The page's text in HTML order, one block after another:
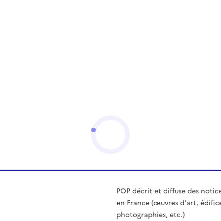
POP décrit et diffuse des
en France (œuvres d'art,
photographies, etc.)